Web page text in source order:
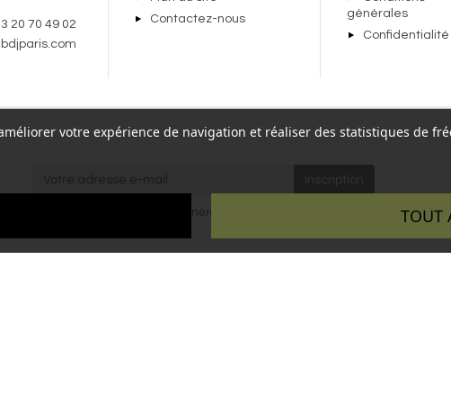
3 20 70 49 02
Contactez-nous
générales
Confidentialité
votre expérience de navigation et réaliser des statistiques de
TOUT
conditions générales